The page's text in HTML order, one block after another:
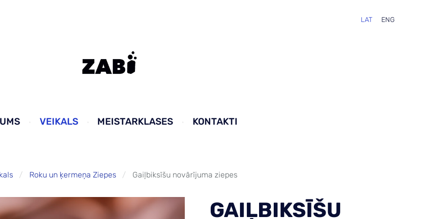
VEIKALS MEISTARKLASES KONTAKTI
LAT ENG
Roku un ķermeņa Ziepes Gaiļbiksīšu novārījuma ziepes
GAIĻBIKSĪŠU